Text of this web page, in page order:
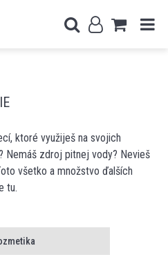
ktoré využiješ na svojich
Nemáš zdroj pitnej vody? Nevieš
všetko a množstvo ďalších
tu.